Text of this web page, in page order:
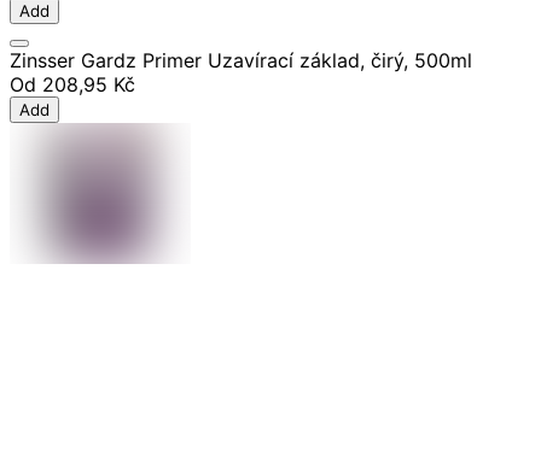
Add
Zinsser Gardz Primer Uzavírací základ, čirý, 500ml
Od 208,95 Kč
Add